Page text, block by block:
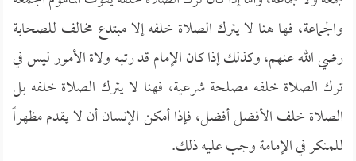
والجماعة، فها هنا لا يترك الصلاة خلفه إلا مبتدع مخالف للصحابة
رضي الله عنهم، وكذلك إذا كان الإمام قد رتبه ولاة الأمور ليس في
ترك الصلاة خلفه مصلحة شرعية، فهنا لا يترك الصلاة خلفه بل
الصلاة خلف الأفضل أفضل، فإذا أمكن الإنسان أن لا يقدم مظهراً
للمنكر في الإمامة وجب عليه ذلك.